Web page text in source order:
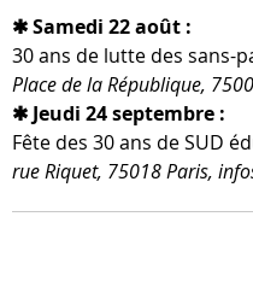
✱ Samedi 22 août :
30 ans de lutte des sans-​
Place de la République,
✱ Jeudi 24 septembre :
Fête des 30 ans de SUD
rue Riquet, 75018 Paris,